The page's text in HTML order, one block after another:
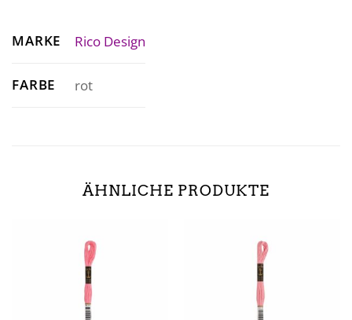
MARKE Rico Design
FARBE rot
ÄHNLICHE PRODUKTE